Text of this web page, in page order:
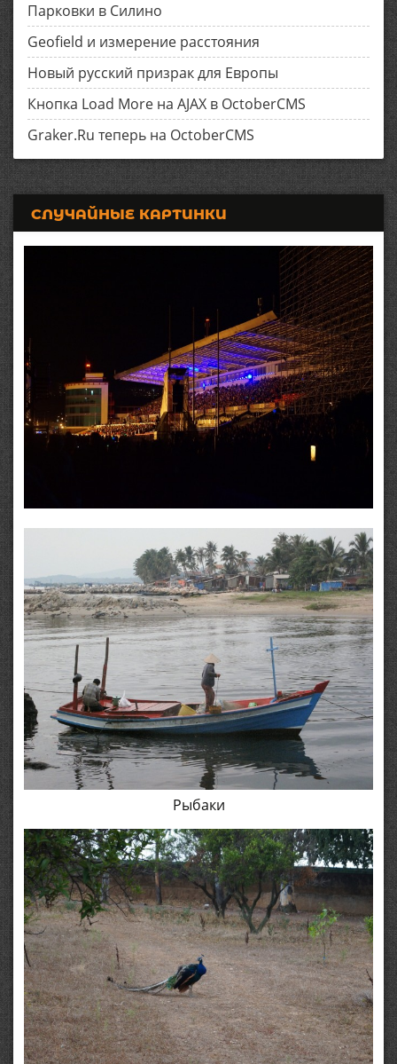
Парковки в Силино
Geofield и измерение расстояния
Новый русский призрак для Европы
Кнопка Load More на AJAX в OctoberCMS
Graker.Ru теперь на OctoberCMS
СЛУЧАЙНЫЕ КАРТИНКИ
Рыбаки